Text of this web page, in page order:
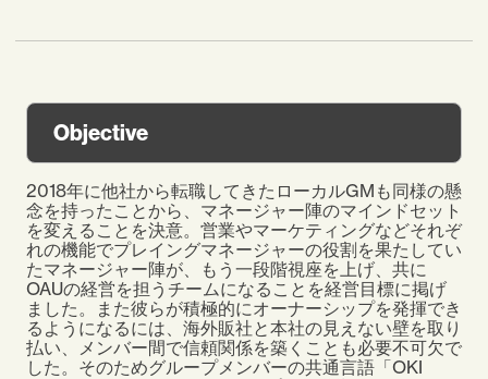
Objective
2018年に他社から転職してきたローカルGMも同様の懸
念を持ったことから、マネージャー陣のマインドセット
を変えることを決意。営業やマーケティングなどそれぞ
れの機能でプレイングマネージャーの役割を果たしてい
たマネージャー陣が、もう一段階視座を上げ、共に
OAUの経営を担うチームになることを経営目標に掲げ
ました。また彼らが積極的にオーナーシップを発揮でき
るようになるには、海外販社と本社の見えない壁を取り
払い、メンバー間で信頼関係を築くことも必要不可欠で
した。そのためグループメンバーの共通言語「OKI